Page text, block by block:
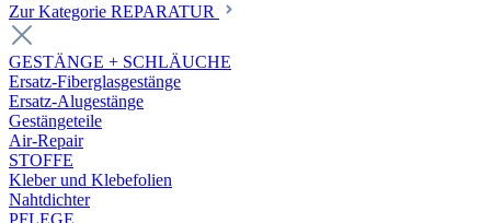
Zur Kategorie REPARATUR
GESTÄNGE + SCHLÄUCHE
Ersatz-Fiberglasgestänge
Ersatz-Alugestänge
Gestängeteile
Air-Repair
STOFFE
Kleber und Klebefolien
Nahtdichter
PFLEGE